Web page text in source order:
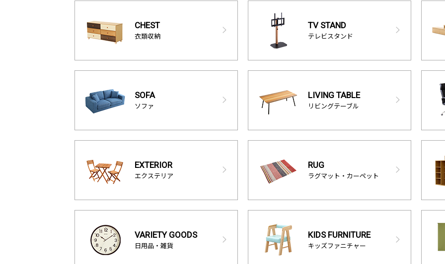
CHEST
衣類収納
TV STAND
テレビスタンド
SOFA
ソファ
LIVING TABLE
リビングテーブル
EXTERIOR
エクステリア
RUG
ラグマット・カーペット
VARIETY GOODS
日用品・雑貨
KIDS FURNITURE
キッズファニチャー